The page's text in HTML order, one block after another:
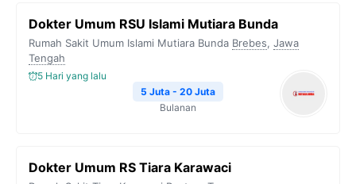
Dokter Umum RSU Islami Mutiara Bunda
Rumah Sakit Umum Islami Mutiara Bunda Brebes, Jawa
Tengah
5 Hari yang lalu
5 Juta - 20 Juta
Bulanan
Dokter Umum RS Tiara Karawaci